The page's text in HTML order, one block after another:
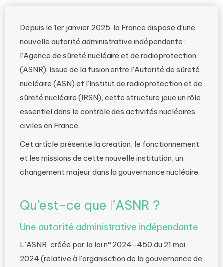
Depuis le 1er janvier 2025, la France dispose d’une
nouvelle autorité administrative indépendante :
l’Agence de sûreté nucléaire et de radioprotection
(ASNR). Issue de la fusion entre l’Autorité de sûreté
nucléaire (ASN) et l’Institut de radioprotection et de
sûreté nucléaire (IRSN), cette structure joue un rôle
essentiel dans le contrôle des activités nucléaires
civiles en France.
Cet article présente la création, le fonctionnement
et les missions de cette nouvelle institution, un
changement majeur dans la gouvernance nucléaire.
Qu’est-ce que l’ASNR ?
Une autorité administrative indépendante
L’ASNR, créée par la loi n° 2024-450 du 21 mai
2024 (relative à l’organisation de la gouvernance de